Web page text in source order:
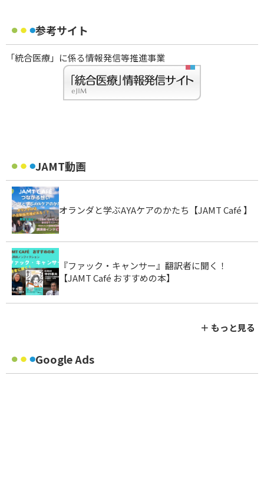
参考サイト
「統合医療」に係る情報発信等推進事業
JAMT動画
オランダと学ぶAYAケアのかたち【JAMT Café 】
『ファック・キャンサー』翻訳者に聞く！
【JAMT Café おすすめの本】
＋ もっと見る
Google Ads